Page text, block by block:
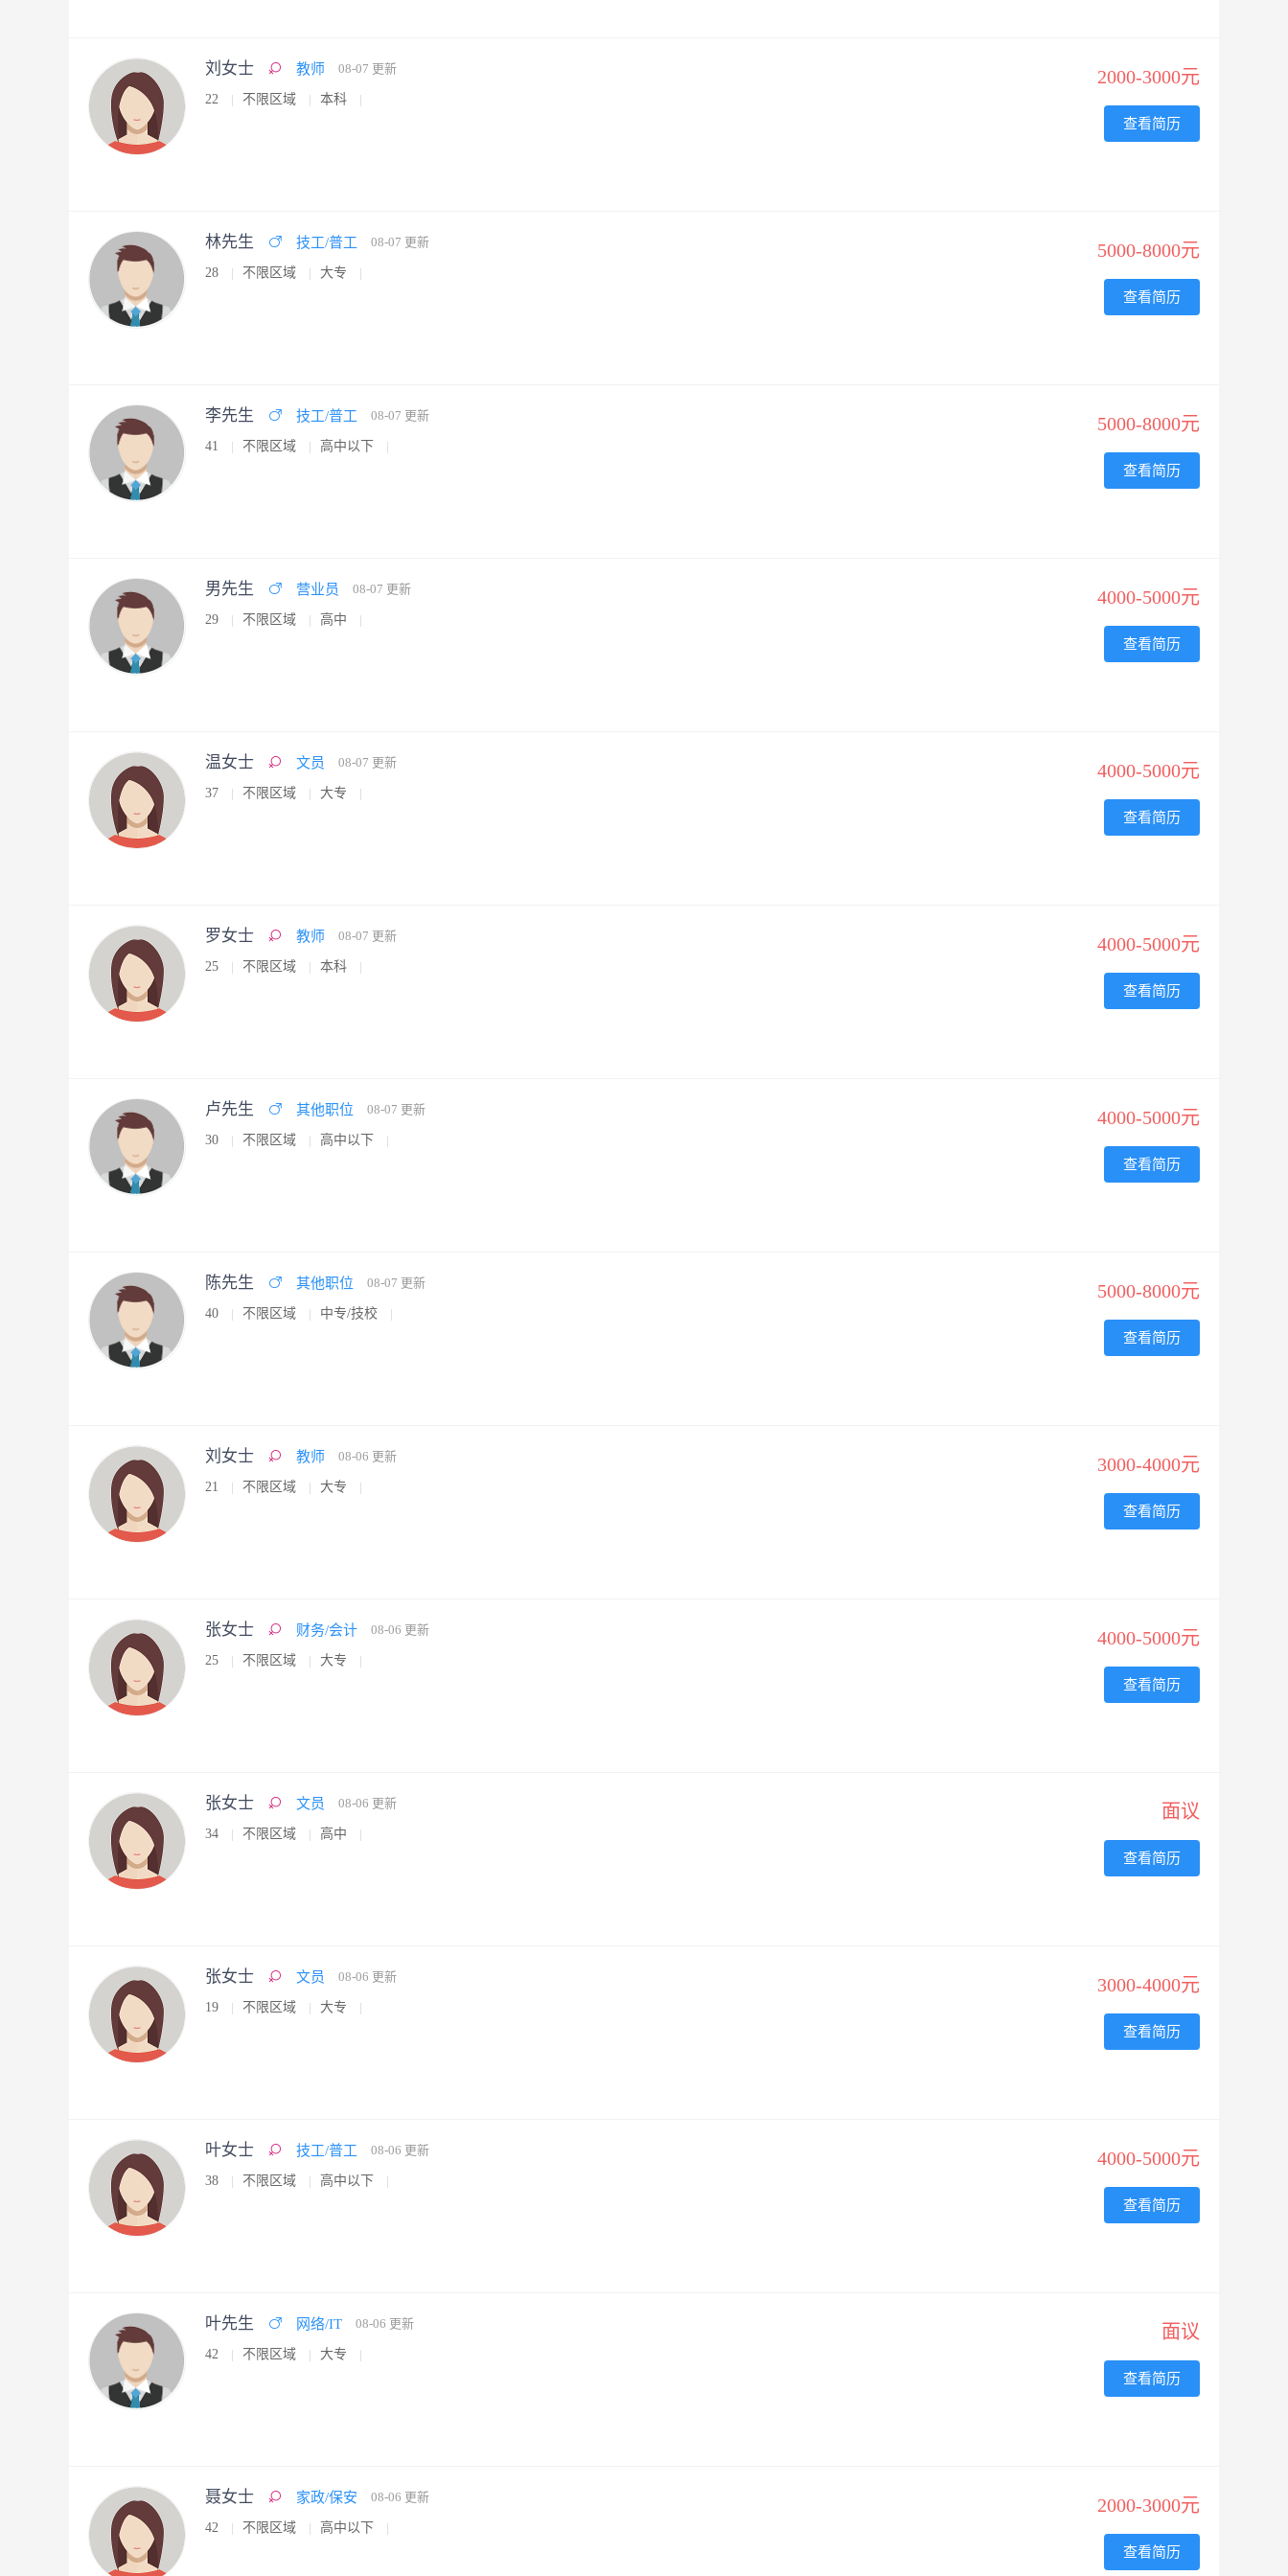
刘女士 教师 08-07 更新
22 不限区域 本科
2000-3000元
查看简历
林先生 技工/普工 08-07 更新
28 不限区域 大专
5000-8000元
查看简历
李先生 技工/普工 08-07 更新
41 不限区域 高中以下
5000-8000元
查看简历
男先生 营业员 08-07 更新
29 不限区域 高中
4000-5000元
查看简历
温女士 文员 08-07 更新
37 不限区域 大专
4000-5000元
查看简历
罗女士 教师 08-07 更新
25 不限区域 本科
4000-5000元
查看简历
卢先生 其他职位 08-07 更新
30 不限区域 高中以下
4000-5000元
查看简历
陈先生 其他职位 08-07 更新
40 不限区域 中专/技校
5000-8000元
查看简历
刘女士 教师 08-06 更新
21 不限区域 大专
3000-4000元
查看简历
张女士 财务/会计 08-06 更新
25 不限区域 大专
4000-5000元
查看简历
张女士 文员 08-06 更新
34 不限区域 高中
面议
查看简历
张女士 文员 08-06 更新
19 不限区域 大专
3000-4000元
查看简历
叶女士 技工/普工 08-06 更新
38 不限区域 高中以下
4000-5000元
查看简历
叶先生 网络/IT 08-06 更新
42 不限区域 大专
面议
查看简历
聂女士 家政/保安 08-06 更新
42 不限区域 高中以下
2000-3000元
查看简历